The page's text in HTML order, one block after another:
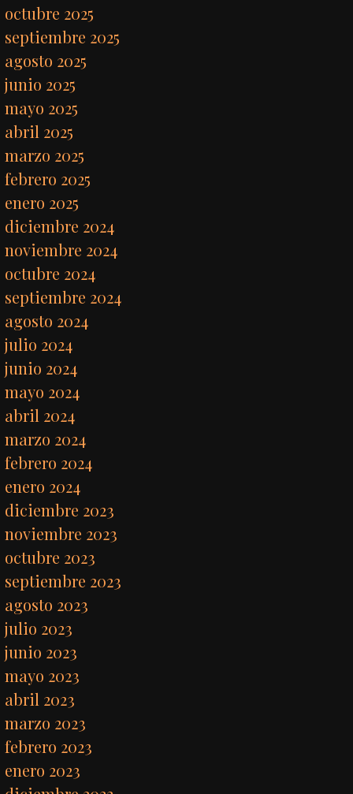
octubre 2025
septiembre 2025
agosto 2025
junio 2025
mayo 2025
abril 2025
marzo 2025
febrero 2025
enero 2025
diciembre 2024
noviembre 2024
octubre 2024
septiembre 2024
agosto 2024
julio 2024
junio 2024
mayo 2024
abril 2024
marzo 2024
febrero 2024
enero 2024
diciembre 2023
noviembre 2023
octubre 2023
septiembre 2023
agosto 2023
julio 2023
junio 2023
mayo 2023
abril 2023
marzo 2023
febrero 2023
enero 2023